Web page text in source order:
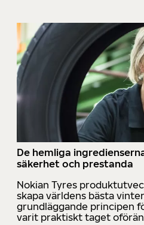
De hemliga
säkerhet och prestanda
Nokian Tyres
skapa världens bästa
grundläggande principen
varit praktiskt taget